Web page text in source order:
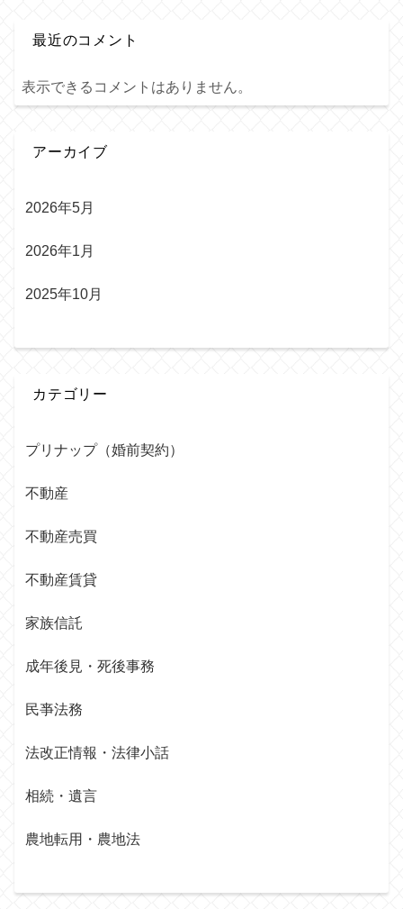
最近のコメント
表示できるコメントはありません。
アーカイブ
2026年5月
2026年1月
2025年10月
カテゴリー
プリナップ（婚前契約）
不動産
不動産売買
不動産賃貸
家族信託
成年後見・死後事務
民亊法務
法改正情報・法律小話
相続・遺言
農地転用・農地法